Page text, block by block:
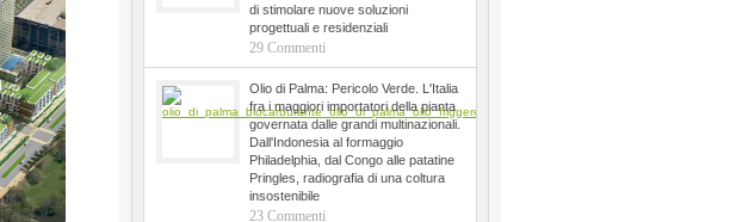
di stimolare nuove soluzioni
progettuali e residenziali
29 Commenti
Olio di Palma: Pericolo Verde. L'Italia
fra i maggiori importatori della pianta
governata dalle grandi multinazionali.
Dall'Indonesia al formaggio
Philadelphia, dal Congo alle patatine
Pringles, radiografia di una coltura
insostenibile
23 Commenti